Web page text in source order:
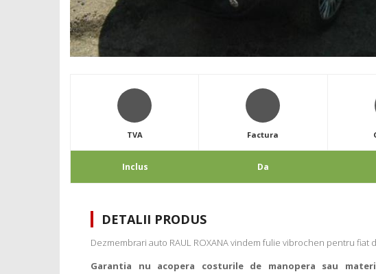
TVA
Inclus
Factura
Da
DETALII PRODUS
Dezmembrari auto RAUL ROXANA vindem fulie vibrochen pentru fiat
Garantia nu acopera costurile de manopera sau